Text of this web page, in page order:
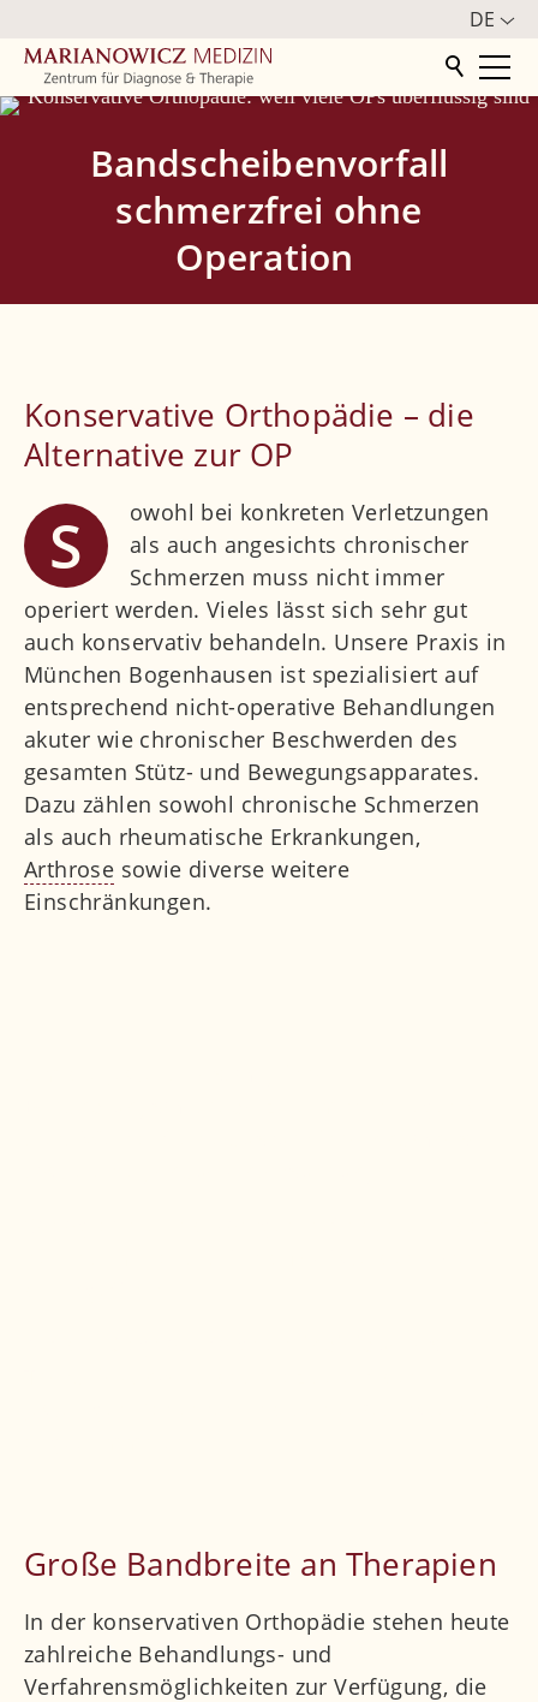
DE
Orthopädie
Weitere Fachbereiche
Kontakt
Bandscheibenvorfall
schmerzfrei ohne
Operation
Konservative Orthopädie – die
Alternative zur OP
S
owohl bei konkreten Verletzungen
als auch angesichts chronischer
Schmerzen muss nicht immer
operiert werden. Vieles lässt sich sehr gut
auch konservativ behandeln. Unsere Praxis in
München Bogenhausen ist spezialisiert auf
entsprechend nicht-operative Behandlungen
akuter wie chronischer Beschwerden des
gesamten Stütz- und Bewegungsapparates.
Dazu zählen sowohl chronische Schmerzen
als auch rheumatische Erkrankungen,
Arthrose sowie diverse weitere
Einschränkungen.
Große Bandbreite an Therapien
In der konservativen Orthopädie stehen heute
zahlreiche Behandlungs- und
Verfahrensmöglichkeiten zur Verfügung, die